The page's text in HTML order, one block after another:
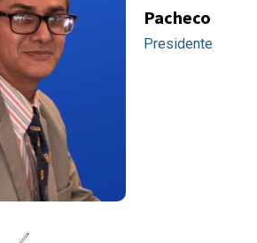
Pacheco
Presidente